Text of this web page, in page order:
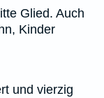
Glied. Auch
Kinder
und vierzig